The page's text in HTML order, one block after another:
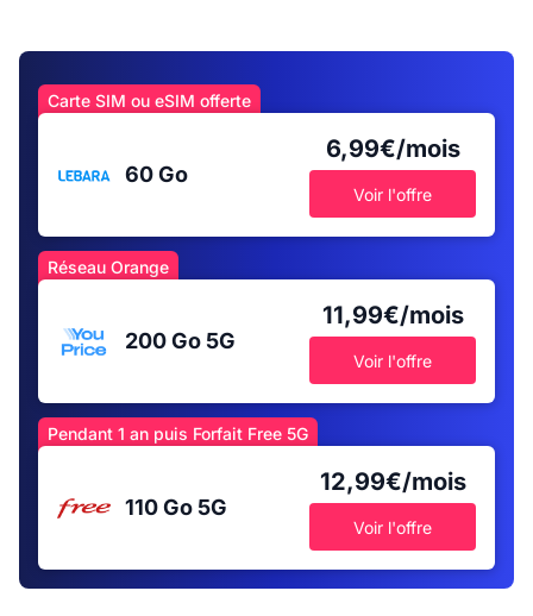
Carte SIM ou eSIM offerte
60 Go
6,99€/mois
Voir l'offre
Réseau Orange
200 Go 5G
11,99€/mois
Voir l'offre
Pendant 1 an puis Forfait Free 5G
110 Go 5G
12,99€/mois
Voir l'offre